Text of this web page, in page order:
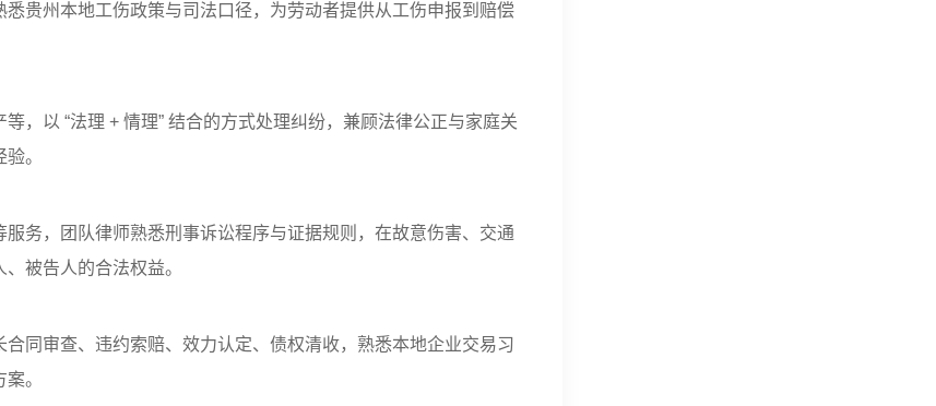
贵州本地工伤政策与司法口径，为劳动者提供从工伤申报到赔偿
，以 “法理 + 情理” 结合的方式处理纠纷，兼顾法律公正与家庭关
。
务，团队律师熟悉刑事诉讼程序与证据规则，在故意伤害、交通
被告人的合法权益。
同审查、违约索赔、效力认定、债权清收，熟悉本地企业交易习
。